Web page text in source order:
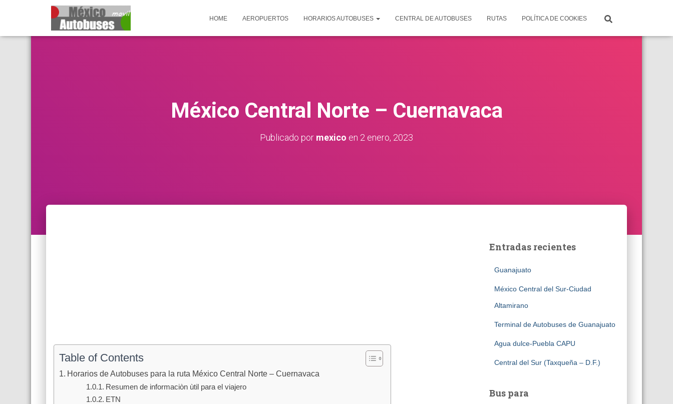
HOME AEROPUERTOS HORARIOS AUTOBUSES CENTRAL DE AUTOBUSES RUTAS POLÍTICA DE COOKIES
México Central Norte – Cuernavaca
Publicado por mexico en 2 enero, 2023
Table of Contents
Horarios de Autobuses para la ruta México Central Norte – Cuernavaca
Resumen de informaciòn ùtil para el viajero
ETN
Entradas recientes
Guanajuato
México Central del Sur-Ciudad
Altamirano
Terminal de Autobuses de Guanajuato
Agua dulce-Puebla CAPU
Central del Sur (Taxqueña – D.F.)
Bus para